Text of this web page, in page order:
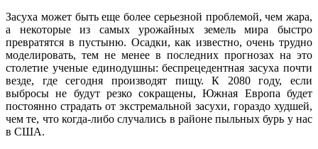
Засуха может быть еще более серьезной проблемой, чем жара,
а некоторые из самых урожайных земель мира быстро
превратятся в пустыню. Осадки, как известно, очень трудно
моделировать, тем не менее в последних прогнозах на это
столетие ученые единодушны: беспрецедентная засуха почти
везде, где сегодня производят пищу. К 2080 году, если
выбросы не будут резко сокращены, Южная Европа будет
постоянно страдать от экстремальной засухи, гораздо худшей,
чем те, что когда-либо случались в районе пыльных бурь у нас
в США.